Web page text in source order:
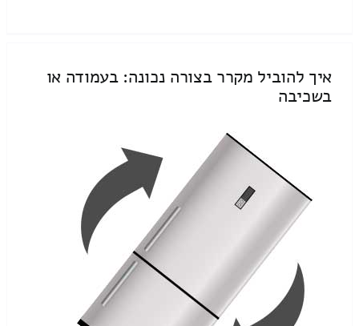
איך להוביל מקרר בצורה נכונה: בעמודה או
בשכיבה